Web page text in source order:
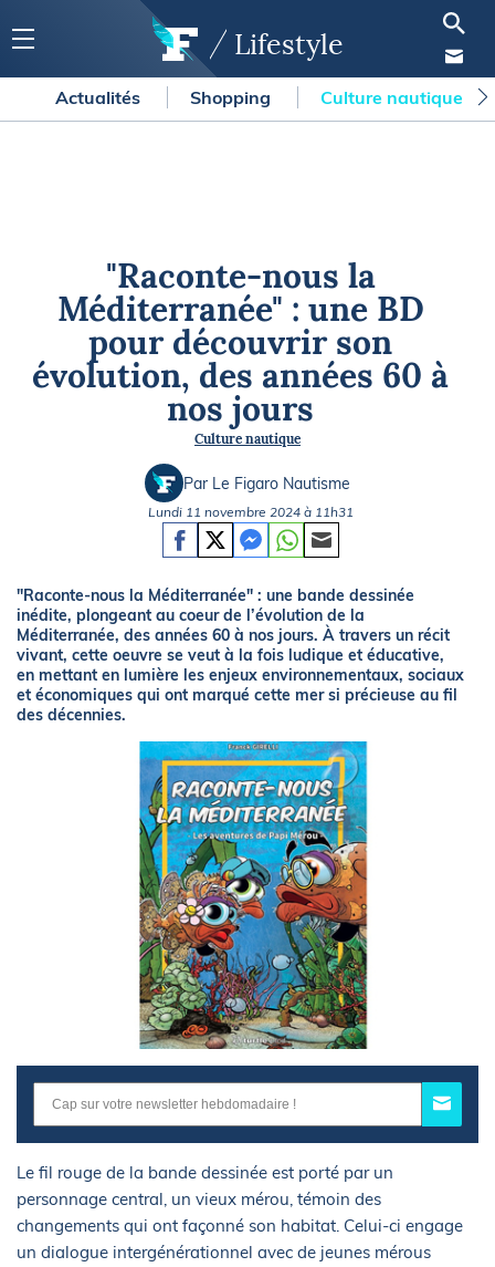
Lifestyle
Actualités Shopping Culture nautique
"Raconte-nous la
Méditerranée" : une BD
pour découvrir son
évolution, des années 60 à
nos jours
Culture nautique
Par Le Figaro Nautisme
Lundi 11 novembre 2024 à 11h31
"Raconte-nous la Méditerranée" : une bande dessinée
inédite, plongeant au coeur de l’évolution de la
Méditerranée, des années 60 à nos jours. À travers un récit
vivant, cette oeuvre se veut à la fois ludique et éducative,
en mettant en lumière les enjeux environnementaux, sociaux
et économiques qui ont marqué cette mer si précieuse au fil
des décennies.
Le fil rouge de la bande dessinée est porté par un
personnage central, un vieux mérou, témoin des
changements qui ont façonné son habitat. Celui-ci engage
un dialogue intergénérationnel avec de jeunes mérous